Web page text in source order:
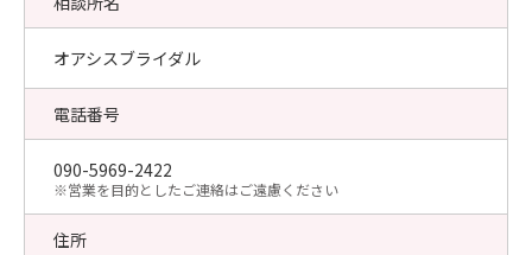
オアシスブライダル
電話番号
090-5969-2422
​※営業を目的としたご連絡はご遠慮ください
住所